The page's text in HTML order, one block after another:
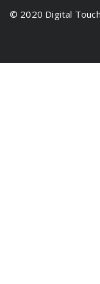
© 2020 Digital